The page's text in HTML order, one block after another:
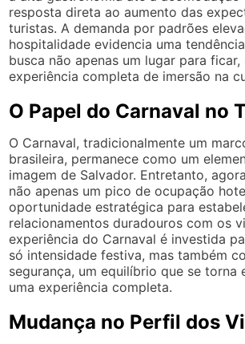
resposta direta ao aumento das
turistas. A demanda por padrões
hospitalidade evidencia uma
busca não apenas um lugar para ficar,
experiência completa de imersão na
O Papel do Carnaval no
O Carnaval, tradicionalmente um
brasileira, permanece como um
imagem de Salvador. Entretanto,
não apenas um pico de ocupação
oportunidade estratégica para
relacionamentos duradouros com os
experiência do Carnaval é investida
só intensidade festiva, mas também
segurança, um equilíbrio que se torna
uma experiência completa.
Mudança no Perfil dos